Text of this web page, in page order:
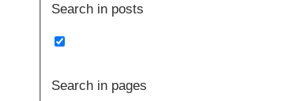
Search in posts
Search in pages